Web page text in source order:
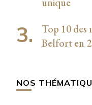
unique
Top 10 des
Belfort en
NOS